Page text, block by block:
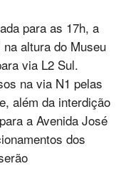
para as 17h, a
altura do Museu
via L2 Sul.
na via N1 pelas
além da interdição
a Avenida José
dos